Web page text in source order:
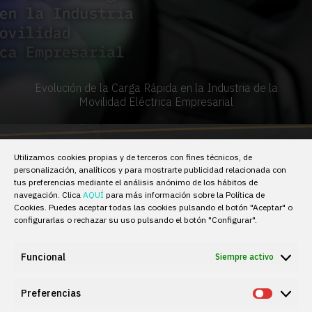
Utilizamos cookies propias y de terceros con fines técnicos, de
personalización, analíticos y para mostrarte publicidad relacionada con
tus preferencias mediante el análisis anónimo de los hábitos de
navegación. Clica AQUÍ para más información sobre la Política de
Cookies. Puedes aceptar todas las cookies pulsando el botón "Aceptar" o
configurarlas o rechazar su uso pulsando el botón "Configurar".
Funcional Siempre activo
Preferencias
Evolución de la Carga Rápida en la Industria de la
Movilidad Eléctrica Empresarial